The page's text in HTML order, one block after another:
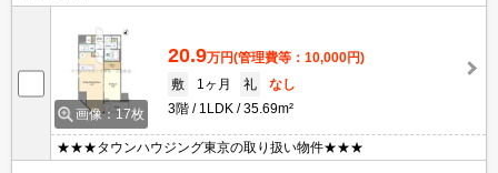
画像：17枚
20.9万円(管理費等：10,000円)
敷
1ヶ月 礼
なし
3階
1LDK 35.69m²
★★★タウンハウジング東京の取り扱い物件★★★